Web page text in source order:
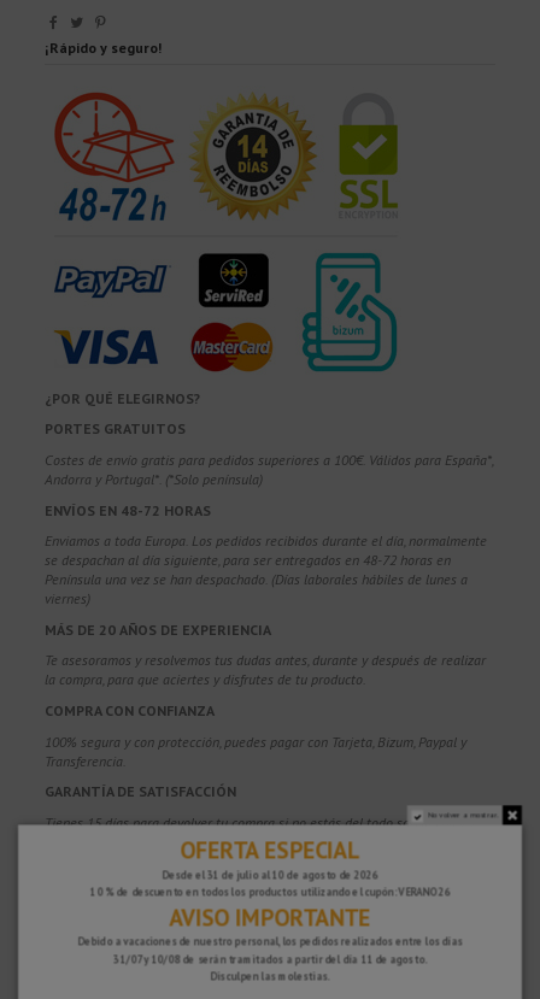
¡Rápido y seguro!
¿POR QUÉ ELEGIRNOS?
PORTES GRATUITOS
Costes de envío gratis para pedidos superiores a 100€. Válidos para España*,
Andorra y Portugal*. (*Solo península)
ENVÍOS EN 48-72 HORAS
Enviamos a toda Europa. Los pedidos recibidos durante el día, normalmente
se despachan al día siguiente, para ser entregados en 48-72 horas en
Península una vez se han despachado. (Días laborales hábiles de lunes a
viernes)
MÁS DE 20 AÑOS DE EXPERIENCIA
Te asesoramos y resolvemos tus dudas antes, durante y después de realizar
la compra, para que aciertes y disfrutes de tu producto.
COMPRA CON CONFIANZA
100% segura y con protección, puedes pagar con Tarjeta, Bizum, Paypal y
Transferencia.
GARANTÍA DE SATISFACCIÓN
Tienes 15 días para devolver tu compra si no estás del todo satisfecho y 2
años de garantía en todos nuestros productos.
Descripción
Perfil esquinero de aluminio anodizado Schlüter INDEC o perfiles
No volver a mostrar.
OFERTA ESPECIAL
Desde el 31 de julio al 10 de agosto de 2026
10 % de descuento en todos los productos utilizando el cupón: VERANO26
AVISO IMPORTANTE
Debido a vacaciones de nuestro personal, los pedidos realizados entre los días
31/07 y 10/08 de serán tramitados a partir del día 11 de agosto.
Disculpen las molestias.